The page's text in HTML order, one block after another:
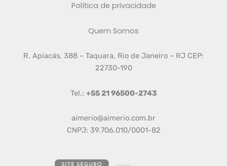
Política de privacidade
Quem Somos
R. Apiacás, 388 – Taquara, Rio de Janeiro – RJ CEP:
22730-190
Tel.: +55 21 96500-2743
aimerio@aimerio.com.br
CNPJ: 39.706.010/0001-82